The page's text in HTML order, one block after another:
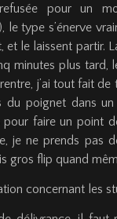
refusée pour un
type s’énerve
le laissent partir.
minutes plus
j’ai tout fait
du poignet dans
faire un point
je ne prends pas
gros flip quand
concernant les